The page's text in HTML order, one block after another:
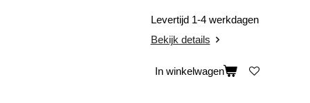
Levertijd 1-4 werkdagen
Bekijk details
In winkelwagen